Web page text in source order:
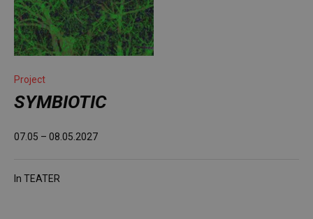
Project
SYMBIOTIC
07.05 – 08.05.2027
In TEATER